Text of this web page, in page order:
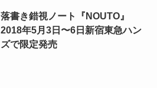
落書き錯視ノート『NOUTO』
2018年5月3日〜6日新宿東急ハン
ズで限定発売